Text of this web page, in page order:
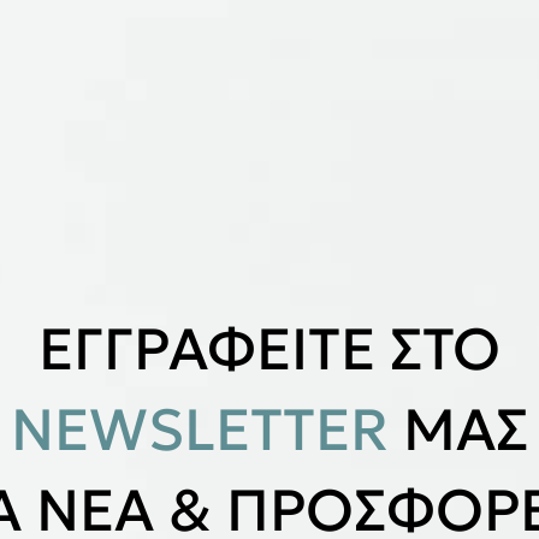
ΕΓΓΡΑΦΕΙΤΕ ΣΤΟ
NEWSLETTER ΜΑΣ
ΝΕΑ &